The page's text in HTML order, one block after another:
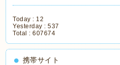
Today : 12
Yesterday :537
Total :607674
携帯サイト